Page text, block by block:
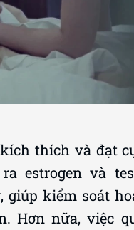
thích và đạt
estrogen và
giúp kiểm soát
Hơn nữa, việc